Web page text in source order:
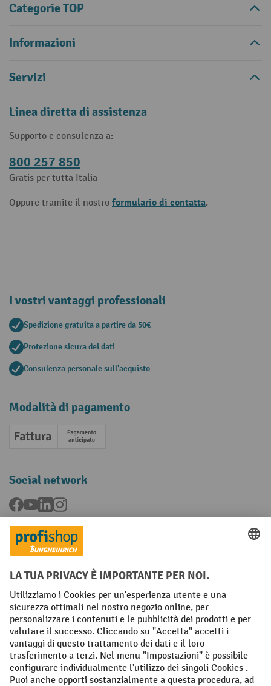
Categorie TOP
Informazioni
Servizi
Linea diretta di assistenza
Supporto e consulenza a:
800 257 850
Gratis per tutta Italia
Oppure tramite il nostro formulario di contatta.
I vostri vantaggi professionali
Spedizione gratuita a partire da 50€
Protezione sicura dei dati
Consulenza personale sull'acquisto
Modalità di pagamento
Fattura Pagamento anticipato
Social network
Facebook
YouTubeLinkedInInstagram
Condizioni Generali di Vendita
Dichiarazione di protezione dei dati Impronta
Impostazioni sulla privacy
All prices excl. VAT plusshipping costsand possible delivery charges,
if not stated otherwise.
¹ Lo sconto è valido fino a esaurimento scorte. Lo sconto non si applica